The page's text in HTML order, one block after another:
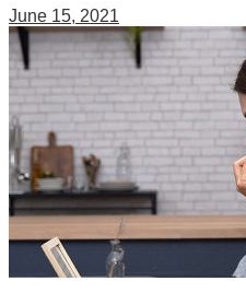
June 15, 2021